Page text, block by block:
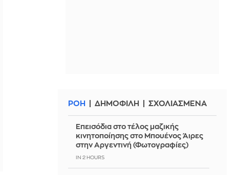
ΡΟΗ ΔΗΜΟΦΙΛΗ ΣΧΟΛΙΑΣΜΕΝΑ
Επεισόδια στο τέλος μαζικής
κινητοποίησης στο Μπουένος Άιρες
στην Αργεντινή (Φωτογραφίες)
IN 2 HOURS